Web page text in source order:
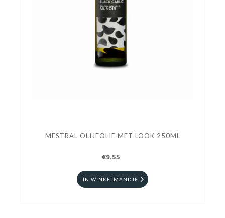
MESTRAL OLIJFOLIE MET LOOK 250ML
€9.55
IN WINKELMANDJE